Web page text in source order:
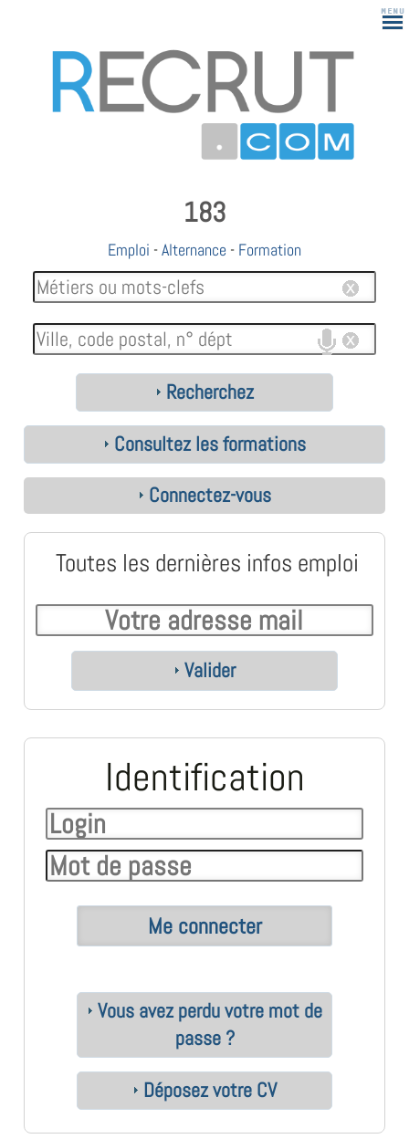
183
Emploi -Alternance - Formation
Recherchez
Consultez les formations
Connectez-vous
Toutes les dernières infos emploi
Valider
Identification
Vous avez perdu votre mot de
passe ?
Déposez votre CV